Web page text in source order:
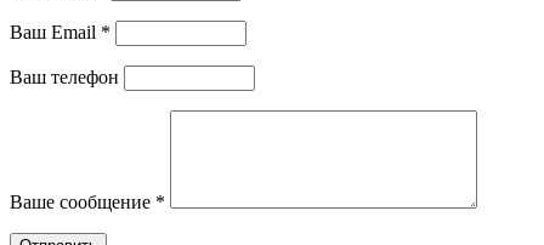
Ваш Email *
Ваш телефон
Ваше сообщение *